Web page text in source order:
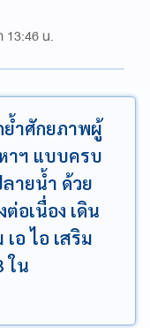
13:46 น.
ย้ำศักยภาพผู้
าฯ แบบครบ
ายน้ำ ด้วย
อเนื่อง เดิน
อ ไอ เสริม
ใน